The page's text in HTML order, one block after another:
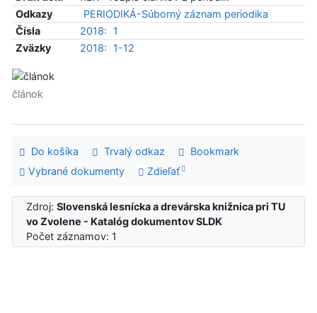
Odkazy
PERIODIKÁ-Súborný záznam periodika
Čísla
2018:
1
Zväzky
2018: 1-12
článok
Do košíka Trvalý odkaz
Bookmark
Vybrané dokumenty
Zdieľať
Zdroj:Slovenská lesnícka a drevárska knižnica pri TU
vo Zvolene - Katalóg dokumentov SLDK
Počet záznamov: 1